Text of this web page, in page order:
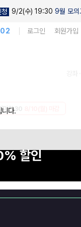
청 9/2(수) 19:30 9월 모의
로그인 회원가입
8/10(월) 마감
할인
니다.